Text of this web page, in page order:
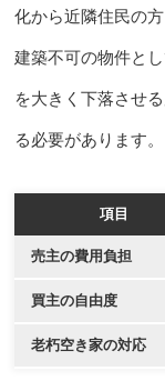
化から近隣住民の
建築不可の物件と
を大きく下落させ
る必要があります。
項目
売主の費用負担
買主の自由度
老朽空き家の対応